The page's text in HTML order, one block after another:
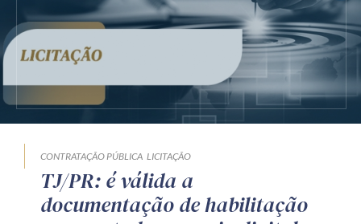
CONTRATAÇÃO PÚBLICA LICITAÇÃO
TJ/PR: é válida a
documentação de habilitação